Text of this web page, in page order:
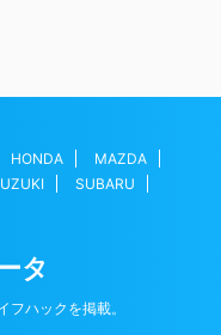
HONDA
MAZDA
SUBARU
タ
ハックを掲載。